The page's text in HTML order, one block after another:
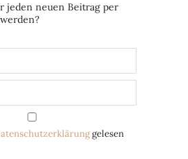
jeden neuen Beitrag per
gelesen